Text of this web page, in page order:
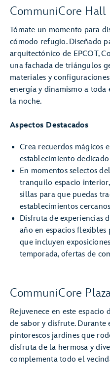
CommuniCore Hall
Tómate un momento para
cómodo refugio. Diseñado
arquitectónico de EPCOT,
una fachada de triángulos
materiales y
energía y dinamismo a
la noche.
Aspectos Destacados
Crea recuerdos mágicos
establecimiento
En momentos selectos
tranquilo espacio
sillas para que puedas
establecimientos
Disfruta de experiencias
año en espacios flexibles
que incluyen
temporada, ofertas de
CommuniCore
Rejuvenece en este
de sabor y disfrute. Durante
pintorescos jardines que
disfruta de la hermosa y
complementa todo el